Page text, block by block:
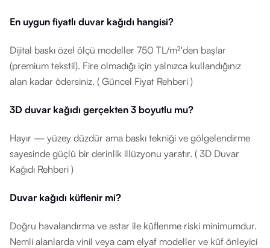
En uygun fiyatlı duvar kağıdı hangisi?
Dijital baskı özel ölçü modeller 750 TL/m²'den başlar
(premium tekstil). Fire olmadığı için yalnızca kullandığınız
alan kadar ödersiniz. ( Güncel Fiyat Rehberi )
3D duvar kağıdı gerçekten 3 boyutlu mu?
Hayır — yüzey düzdür ama baskı tekniği ve gölgelendirme
sayesinde güçlü bir derinlik illüzyonu yaratır. ( 3D Duvar
Kağıdı Rehberi )
Duvar kağıdı küflenir mi?
Doğru havalandırma ve astar ile küflenme riski minimumdur.
Nemli alanlarda vinil veya cam elyaf modeller ve küf önleyici